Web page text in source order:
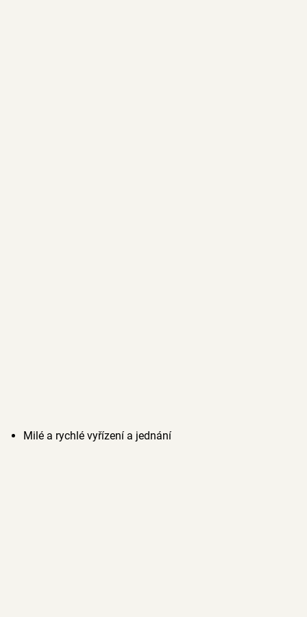
Milé a rychlé vyřízení a jednání